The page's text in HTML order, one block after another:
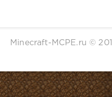
Minecraft-MCPE.ru ©